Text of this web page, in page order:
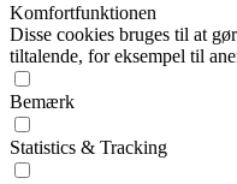
Komfortfunktionen
Disse cookies bruges til at
tiltalende, for eksempel til
Bemærk
Statistics & Tracking